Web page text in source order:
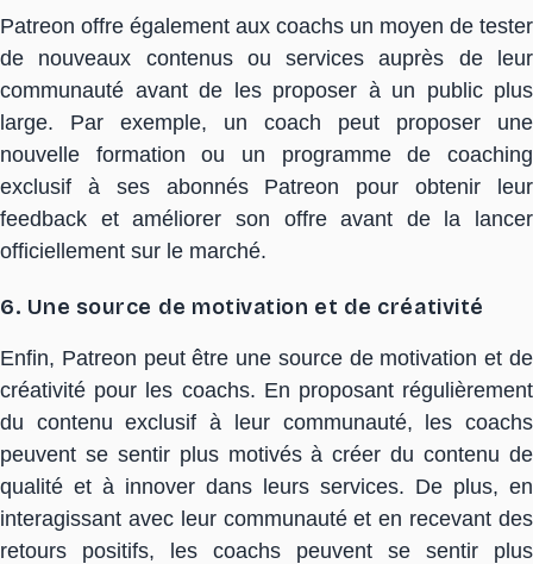
Patreon offre également aux coachs un moyen de tester
de nouveaux contenus ou services auprès de leur
communauté avant de les proposer à un public plus
large. Par exemple, un coach peut proposer une
nouvelle formation ou un programme de coaching
exclusif à ses abonnés Patreon pour obtenir leur
feedback et améliorer son offre avant de la lancer
officiellement sur le marché.
6. Une source de motivation et de créativité
Enfin, Patreon peut être une source de motivation et de
créativité pour les coachs. En proposant régulièrement
du contenu exclusif à leur communauté, les coachs
peuvent se sentir plus motivés à créer du contenu de
qualité et à innover dans leurs services. De plus, en
interagissant avec leur communauté et en recevant des
retours positifs, les coachs peuvent se sentir plus